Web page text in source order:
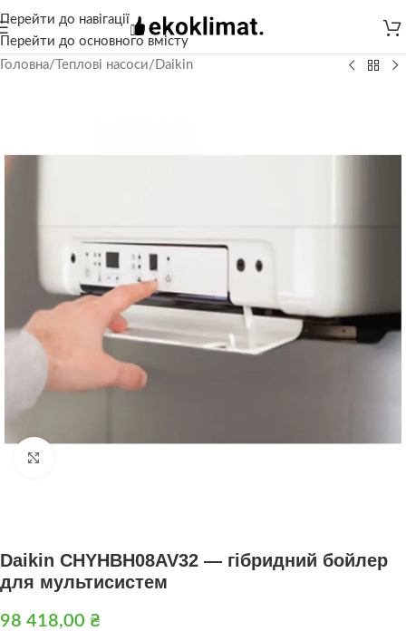
Перейти до навігації
Перейти до основного вмісту
Головна/ Теплові насоси/ Daikin
Daikin CHYHBH08AV32 — гібридний бойлер
для мультисистем
98 418,00 ₴